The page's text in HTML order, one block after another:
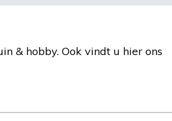
& hobby. Ook vindt u hier ons